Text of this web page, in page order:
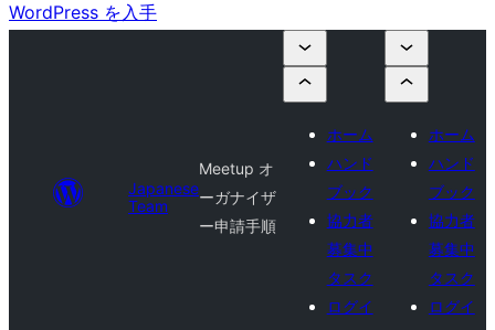
WordPress を入手
Japanese
Team
Meetup オ
ーガナイザ
ー申請手順
ホーム
ハンド
ブック
協力者
募集中
タスク
ログイ
ホーム
ハンド
ブック
協力者
募集中
タスク
ログイ